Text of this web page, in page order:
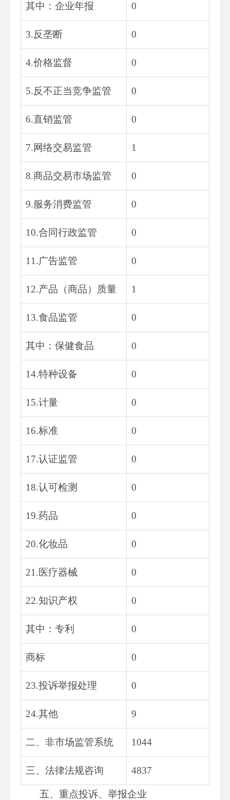
其中：企业年报 0
3.反垄断 0
4.价格监督 0
5.反不正当竞争监管 0
6.直销监管 0
7.网络交易监管 1
8.商品交易市场监管 0
9.服务消费监管 0
10.合同行政监管 0
11.广告监管 0
12.产品（商品）质量 1
13.食品监管 0
其中：保健食品 0
14.特种设备 0
15.计量 0
16.标准 0
17.认证监管 0
18.认可检测 0
19.药品 0
20.化妆品 0
21.医疗器械 0
22.知识产权 0
其中：专利 0
商标 0
23.投诉举报处理 0
24.其他 9
二、非市场监管系统 1044
三、法律法规咨询 4837
五、重点投诉、举报企业